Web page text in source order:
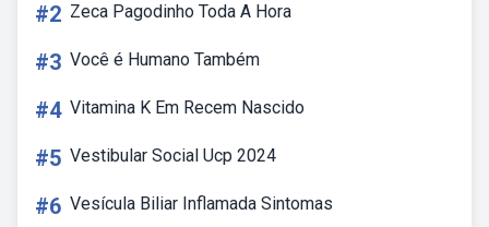
#2 Zeca Pagodinho Toda A Hora
#3 Você é Humano Também
#4 Vitamina K Em Recem Nascido
#5 Vestibular Social Ucp 2024
#6 Vesícula Biliar Inflamada Sintomas